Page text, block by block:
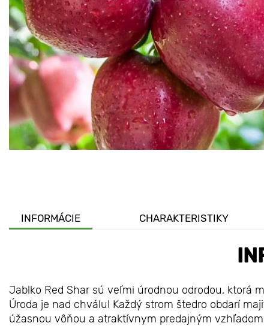
INFORMÁCIE CHARAKTERISTIKY
Jablko Red Shar sú veľmi úrodnou odrodou, ktorá
Úroda je nad chválu! Každý strom štedro obdarí
úžasnou vôňou a atraktívnym predajným